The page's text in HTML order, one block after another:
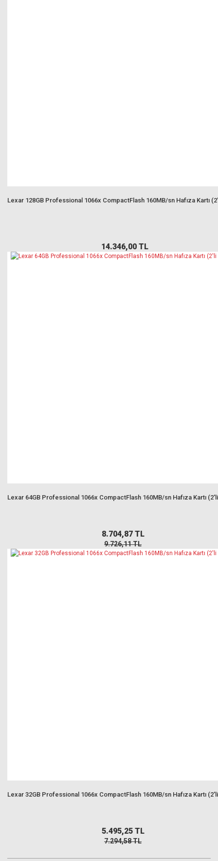
Lexar 128GB Professional 1066x CompactFlash 160MB/sn Hafıza Kartı
14.346,00 TL
Lexar 64GB Professional 1066x CompactFlash 160MB/sn Hafıza Kartı
8.704,87 TL
9.726,11 TL
Lexar 32GB Professional 1066x CompactFlash 160MB/sn Hafıza Kartı
5.495,25 TL
7.294,58 TL